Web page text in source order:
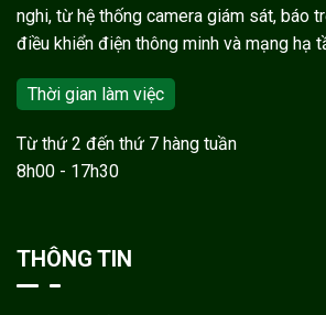
nghi, từ hệ thống camera giám sát, báo
điều khiển điện thông minh và mạng hạ
Thời gian làm việc
Từ thứ 2 đến thứ 7 hàng tuần
8h00 - 17h30
THÔNG TIN